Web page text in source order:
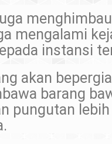
mengalami
instansi
akan
barang
pungutan